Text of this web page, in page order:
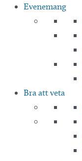
Evenemang
Bra att veta